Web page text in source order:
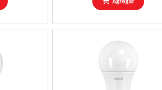
Agregar